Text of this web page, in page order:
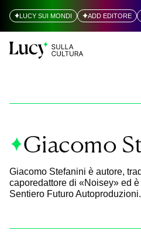
LUCY SUI MONDI ADD EDITORE
Giacomo
Giacomo Stefanini è autore,
caporedattore di «Noisey» ed
Sentiero Futuro Autoproduzioni.